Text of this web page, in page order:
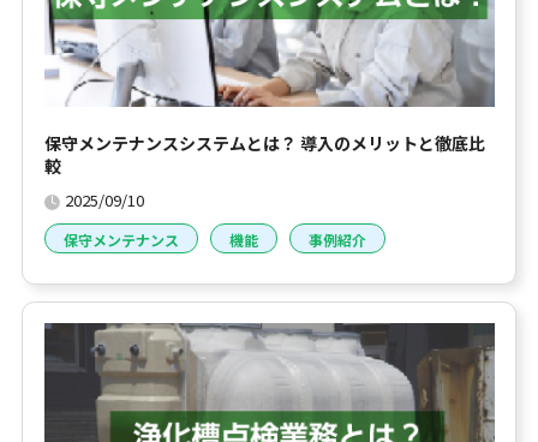
保守メンテナンスシステムとは？ 導入のメリットと徹底比
較
2025/09/10
保守メンテナンス 機能 事例紹介